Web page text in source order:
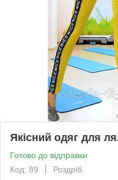
Якісний одяг для
Готово до відправки
Код: 89
Роздріб